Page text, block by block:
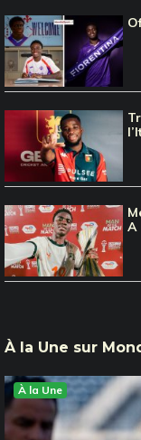
A
À la Une sur
À la Une